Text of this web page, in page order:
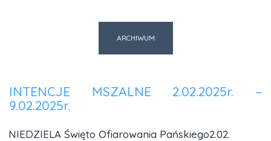
ARCHIWUM
INTENCJE MSZALNE 2.02.2025r. –
9.02.2025r.
NIEDZIELA Święto Ofiarowania Pańskiego2.02.